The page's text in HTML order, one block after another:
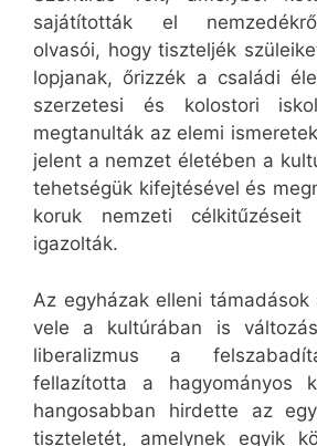
sajátították el
olvasói, hogy tiszteljék
lopjanak, őrizzék a családi
szerzetesi és kolostori
megtanulták az elemi
jelent a nemzet életében a
tehetségük kifejtésével és
koruk nemzeti
igazolták.
Az egyházak elleni
vele a kultúrában is
liberalizmus a
fellazította a hagyományos
hangosabban hirdette az
tiszteletét, amelynek egyik